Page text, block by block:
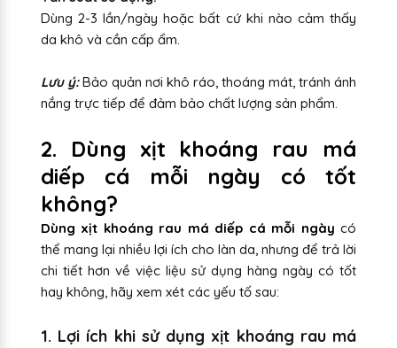
Dùng 2-3 lần/ngày hoặc bất cứ khi nào cảm thấy
da khô và cần cấp ẩm.
Lưu ý:Bảo quản nơi khô ráo, thoáng mát, tránh ánh
nắng trực tiếp để đảm bảo chất lượng sản phẩm.
2. Dùng xịt khoáng rau má
diếp cá mỗi ngày có tốt
không?
Dùng xịt khoáng rau má diếp cá mỗi ngày có
thể mang lại nhiều lợi ích cho làn da, nhưng để trả lời
chi tiết hơn về việc liệu sử dụng hàng ngày có tốt
hay không, hãy xem xét các yếu tố sau:
1. Lợi ích khi sử dụng xịt khoáng rau má